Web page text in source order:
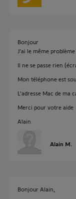
Bonjour
J’ai le même
Il ne se passe rien
Mon téléphone est
L’adresse Mac de ma
Merci pour votre aide
Alain
Alain M.
Bonjour Alain,